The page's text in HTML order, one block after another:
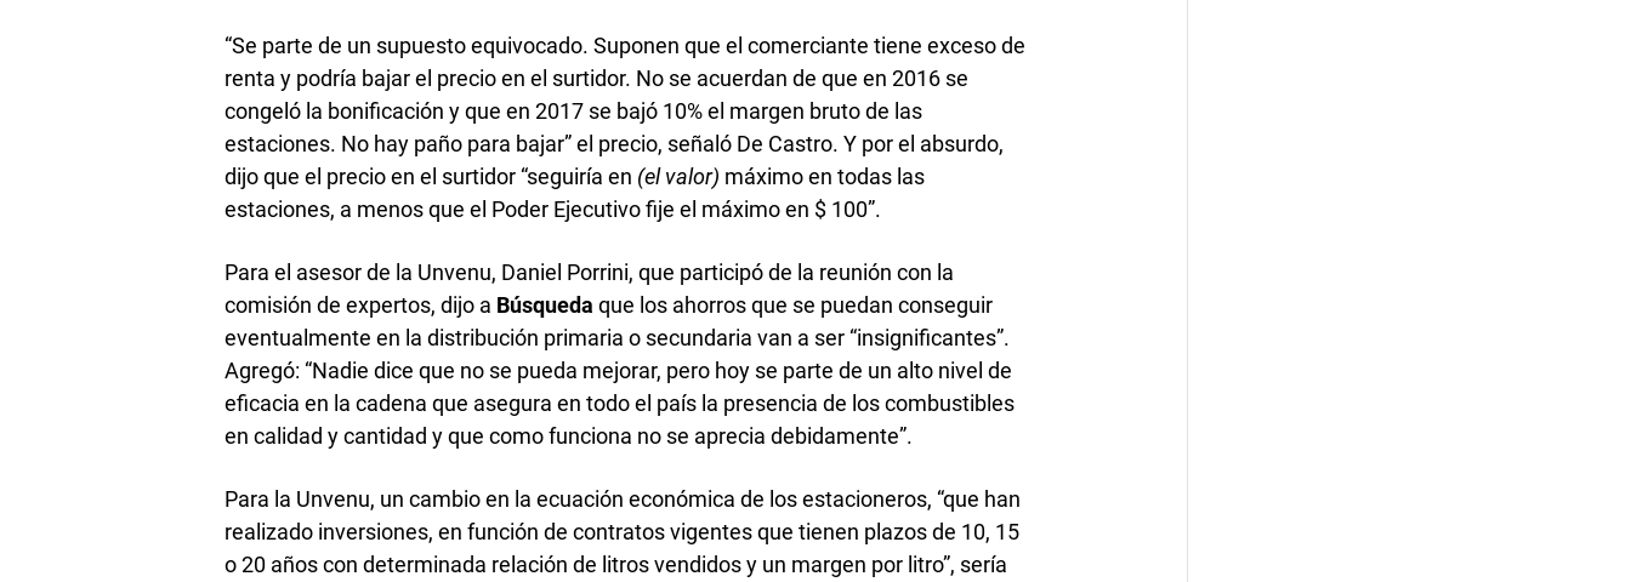
“Se parte de un supuesto equivocado. Suponen que el comerciante tiene exceso de
renta y podría bajar el precio en el surtidor. No se acuerdan de que en 2016 se
congeló la bonificación y que en 2017 se bajó 10% el margen bruto de las
estaciones. No hay paño para bajar” el precio, señaló De Castro. Y por el absurdo,
dijo que el precio en el surtidor “seguiría en (el valor) máximo en todas las
estaciones, a menos que el Poder Ejecutivo fije el máximo en $ 100”.
Para el asesor de la Unvenu, Daniel Porrini, que participó de la reunión con la
comisión de expertos, dijo a Búsqueda que los ahorros que se puedan conseguir
eventualmente en la distribución primaria o secundaria van a ser “insignificantes”.
Agregó: “Nadie dice que no se pueda mejorar, pero hoy se parte de un alto nivel de
eficacia en la cadena que asegura en todo el país la presencia de los combustibles
en calidad y cantidad y que como funciona no se aprecia debidamente”.
Para la Unvenu, un cambio en la ecuación económica de los estacioneros, “que han
realizado inversiones, en función de contratos vigentes que tienen plazos de 10, 15
o 20 años con determinada relación de litros vendidos y un margen por litro”, sería